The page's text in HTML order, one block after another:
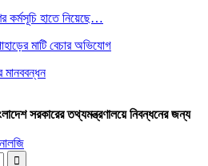
কর্মসূচি হাতে নিয়েছে…
মাটি বেচার অভিযোগ
মানববন্ধন
সরকারের তথ্যমন্ত্রণালয়ে নিবন্ধনের জন্য